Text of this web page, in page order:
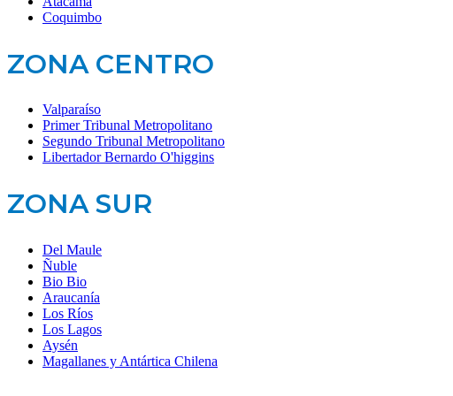
Coquimbo
ZONA CENTRO
Valparaíso
Primer Tribunal Metropolitano
Segundo Tribunal Metropolitano
Libertador Bernardo O'higgins
ZONA SUR
Del Maule
Ñuble
Bio Bio
Araucanía
Los Ríos
Los Lagos
Aysén
Magallanes y Antártica Chilena